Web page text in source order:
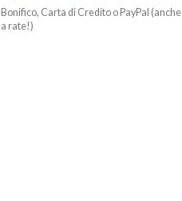
Bonifico, Carta di Credito o PayPal (anche
a rate!)